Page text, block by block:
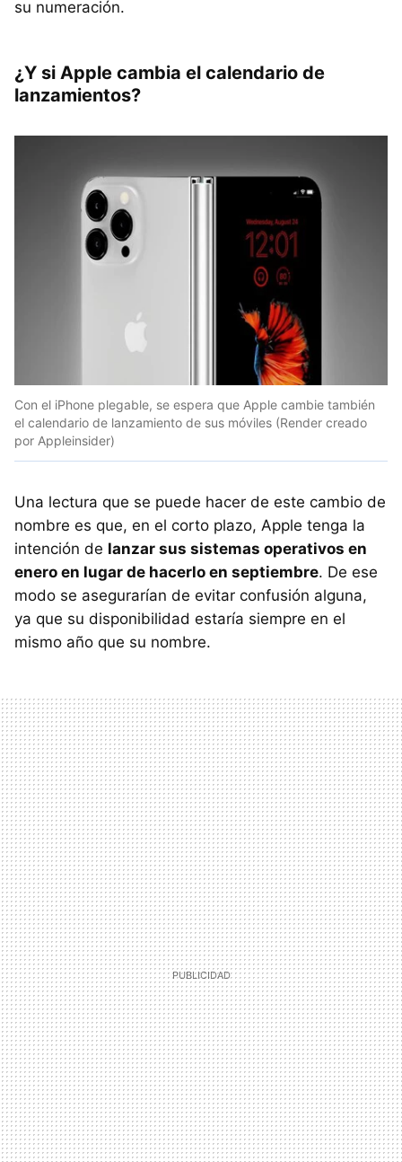
su numeración.
¿Y si Apple cambia el calendario de
lanzamientos?
Con el iPhone plegable, se espera que Apple cambie también
el calendario de lanzamiento de sus móviles (Render creado
por Appleinsider)
Una lectura que se puede hacer de este cambio de
nombre es que, en el corto plazo, Apple tenga la
intención de lanzar sus sistemas operativos en
enero en lugar de hacerlo en septiembre. De ese
modo se asegurarían de evitar confusión alguna,
ya que su disponibilidad estaría siempre en el
mismo año que su nombre.